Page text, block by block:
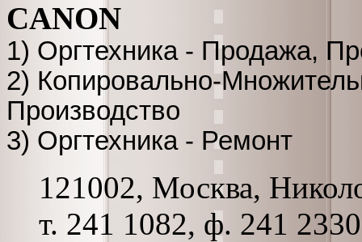
CANON
1) Оргтехника - Продажа,
2) Копировально-
Производство
3) Оргтехника - Ремонт
121002, Москва,
т. 241 1082, ф. 241 2330